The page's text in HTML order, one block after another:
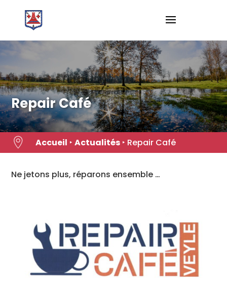
content
Repair Café
 Accueil ‣ Actualités‣ Repair Café
Ne jetons plus, réparons ensemble …